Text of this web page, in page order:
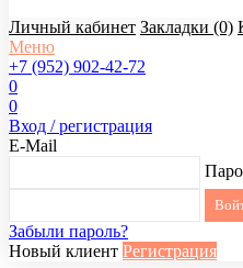
Личный кабинет Закладки (0)
Меню
+7 (952) 902-42-72
0
0
Вход / регистрация
E-Mail
Забыли пароль?
Новый клиент Регистрация